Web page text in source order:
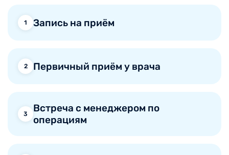
1 Запись на приём
2 Первичный приём у врача
3
Встреча с менеджером по
операциям